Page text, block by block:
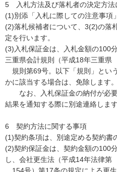
5 入札方法及び落札者の決定方法
(1)別添「入札に際しての注意事項
(2)落札候補者について、3(2)の落
定を行います。
(3)入札保証金は、入札金額の100
三重県会計規則（平成18年三重県
規則第69号。以下「規則」とい
かに該当する場合は、免除します。
なお、入札保証金の納付が必要
結果を通知する際に別途連絡します
6 契約方法に関する事項
(1)契約条項は、別途定める契約書
(2)契約保証金は、契約金額の100
し、会社更生法（平成14年法律第